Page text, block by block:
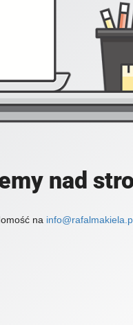
nad
na